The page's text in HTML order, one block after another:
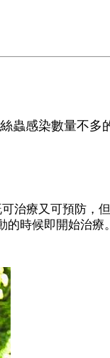
蟲感染數量不多
治療又可預防
時候即開始治療。